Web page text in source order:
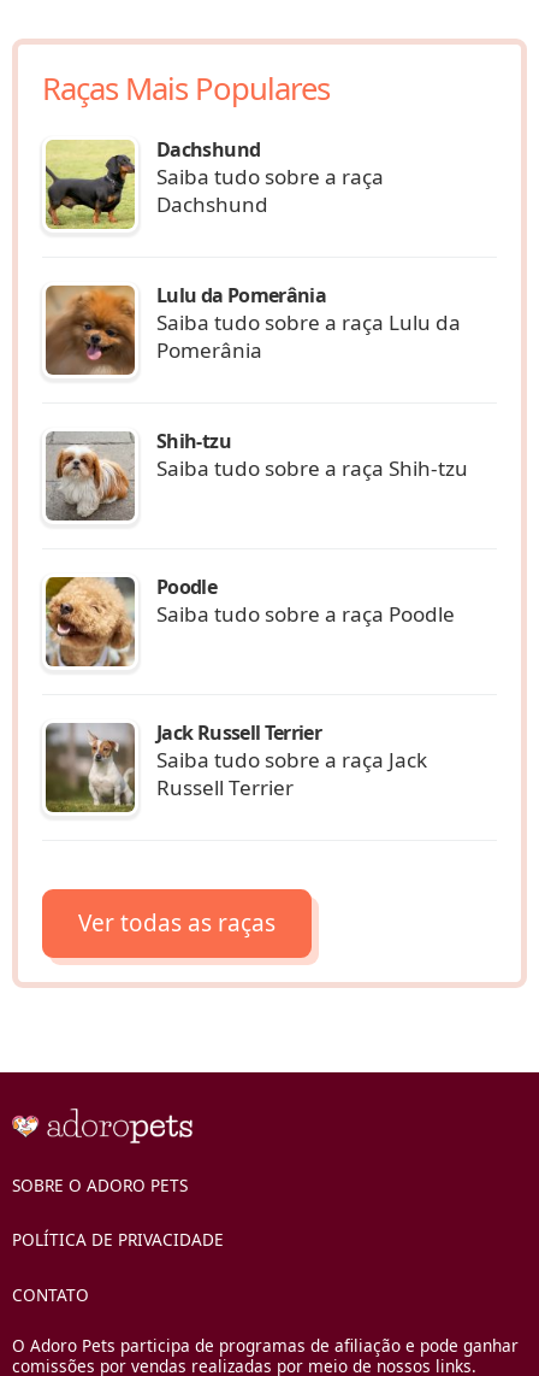
Raças Mais Populares
Dachshund
Saiba tudo sobre a raça
Dachshund
Lulu da Pomerânia
Saiba tudo sobre a raça Lulu da
Pomerânia
Shih-tzu
Saiba tudo sobre a raça Shih-tzu
Poodle
Saiba tudo sobre a raça Poodle
Jack Russell Terrier
Saiba tudo sobre a raça Jack
Russell Terrier
Ver todas as raças
SOBRE O ADORO PETS
POLÍTICA DE PRIVACIDADE
CONTATO
O Adoro Pets participa de programas de afiliação e pode ganhar
comissões por vendas realizadas por meio de nossos links.